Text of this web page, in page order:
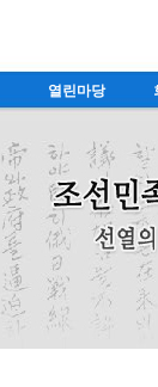
열린마당